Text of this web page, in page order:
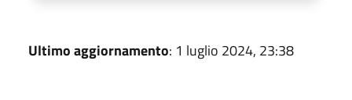
Ultimo aggiornamento: 1 luglio 2024, 23:38